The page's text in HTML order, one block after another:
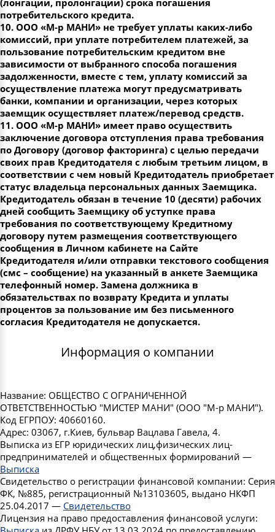
(лонгации, пролонгации) срока погашения
потребительского кредита.
10. ООО «М-р МАНИ» не требует уплаты каких-либо
комиссий, при уплате потребителем платежей, за
пользование потребительским кредитом вне
зависимости от выбранного способа погашения
задолженности, вместе с тем, уплату комиссий за
осуществление платежа могут предусматривать
банки, компании и организации, через которых
заемщик осуществляет платеж/перевод средств.
11. ООО «М-р МАНИ» имеет право осуществить
заключение договора отступления права требования
по Договору (договор факторинга) с целью передачи
своих прав Кредитодателя с любым третьим лицом, в
соответствии с чем новый Кредитодатель приобретает
статус владельца персональных данных Заемщика.
Кредитодатель обязан в течение 10 (десяти) рабочих
дней сообщить Заемщику об уступке права
требования по соответствующему Кредитному
договору путем размещения соответствующего
сообщения в Личном кабинете на Сайте
Кредитодателя и/или отправки текстового сообщения
(смс – сообщение) на указанный в анкете Заемщика
телефонный номер. Замена должника в
обязательствах по возврату Кредита и уплаты
процентов за пользование им без письменного
согласия Кредитодателя не допускается.
Информация о компании
Название: ОБЩЕСТВО С ОГРАНИЧЕННОЙ
ОТВЕТСТВЕННОСТЬЮ "МИСТЕР МАНИ" (ООО "М-р МАНИ").
Код ЕГРПОУ: 40660160.
Адрес: 03067, г.Киев, бульвар Вацлава Гавела, 4.
Выписка из ЕГР юридических лиц,физических лиц-
предпринимателей и общественных формирований —
Выписка
Свидетельство о регистрации финансовой компании: Серия
ФК, №885, регистрационный №13103605, выдано НКФП
25.04.2017 — Свидетельство
Лицензия на право предоставления финансовой услуги: